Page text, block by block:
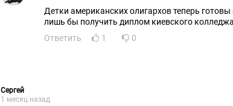
Детки американских олигархов теперь
лишь бы получить диплом киевского
Ответить
1 0
Сергей
1 месяц назад